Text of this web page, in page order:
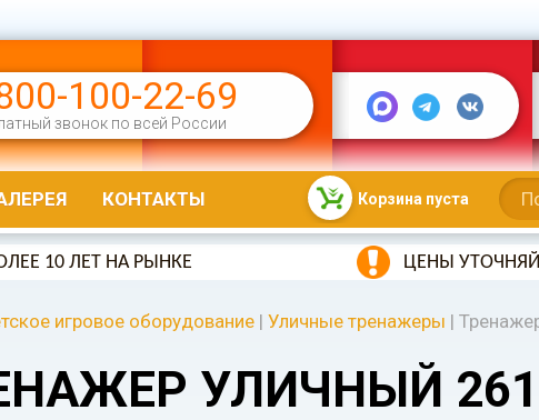
100-22-69
звонок по всей России
КОНТАКТЫ Корзина пуста
10 ЛЕТ НА РЫНКЕ ЦЕНЫ
игровое оборудование | Уличные тренажеры |
УЛИЧНЫЙ